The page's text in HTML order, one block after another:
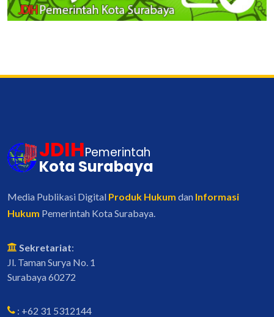
JDIHPemerintah
Kota Surabaya
Media Publikasi Digital Produk Hukum dan Informasi
Hukum Pemerintah Kota Surabaya.
Sekretariat:
Jl. Taman Surya No. 1
Surabaya 60272
: +62 31 5312144